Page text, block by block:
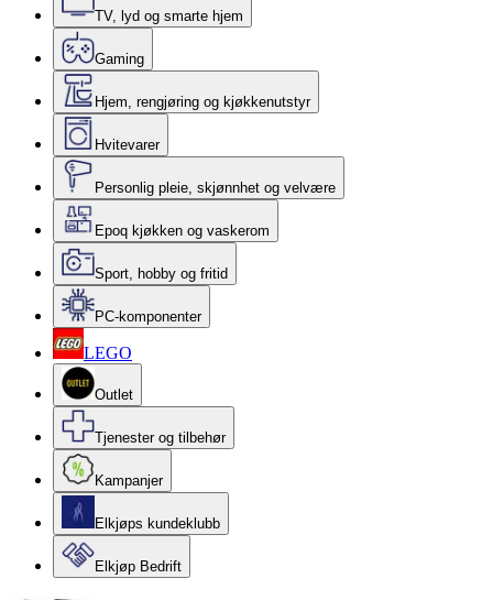
TV, lyd og smarte hjem
Gaming
Hjem, rengjøring og kjøkkenutstyr
Hvitevarer
Personlig pleie, skjønnhet og velvære
Epoq kjøkken og vaskerom
Sport, hobby og fritid
PC-komponenter
LEGO
Outlet
Tjenester og tilbehør
Kampanjer
Elkjøps kundeklubb
Elkjøp Bedrift